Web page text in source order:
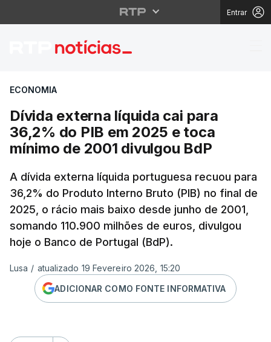
Entrar
Dívida externa líquida
ECONOMIA
Dívida externa líquida cai para
36,2% do PIB em 2025 e toca
mínimo de 2001 divulgou BdP
A dívida externa líquida portuguesa recuou para
36,2% do Produto Interno Bruto (PIB) no final de
2025, o rácio mais baixo desde junho de 2001,
somando 110.900 milhões de euros, divulgou
hoje o Banco de Portugal (BdP).
Lusa / atualizado 19 Fevereiro 2026, 15:20
ADICIONAR COMO FONTE INFORMATIVA